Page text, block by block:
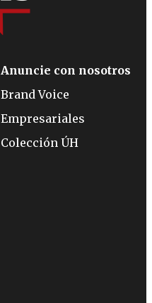
Anuncie con nosotros
Brand Voice
Empresariales
Colección ÚH